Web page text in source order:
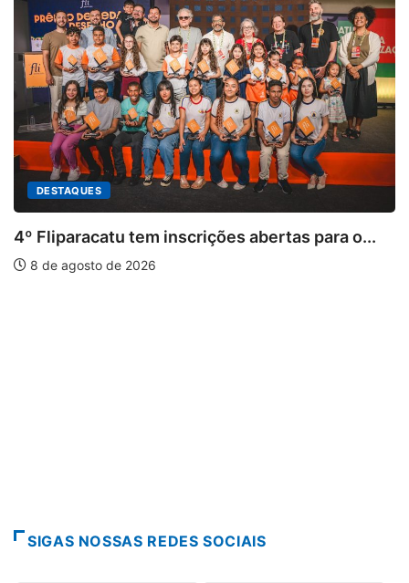
inscrições abertas para o...
SIGAS NOSSAS REDES SOCIAIS